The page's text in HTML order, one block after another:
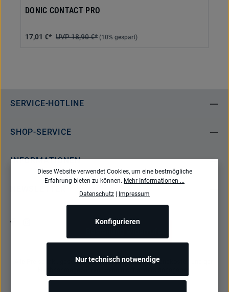
DONIC CONTACT PRO
17,01 €* 18,90 €* (10% gespart)
SERVICE-HOTLINE
SHOP-SERVICE
INFORMATIONEN
Alle Preise inkl. gesetzl. Mehrwertsteuer zzgl.Versandkosten
Diese Website verwendet Cookies, um eine bestmögliche
Erfahrung bieten zu können. Mehr Informationen ...
Datenschutz
Impressum
Nur technisch notwendige
Konfigurieren